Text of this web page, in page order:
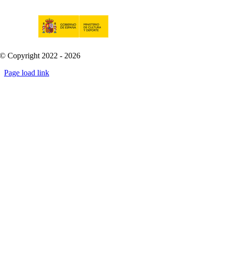
© Copyright 2022 - 2026
Page load link